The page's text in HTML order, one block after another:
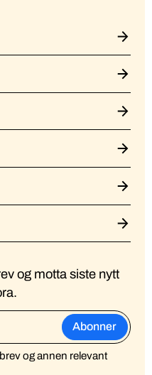
og motta siste nytt
og annen relevant